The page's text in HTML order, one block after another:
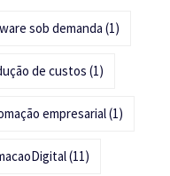
sob demanda (1)
de custos (1)
empresarial(1)
(11)